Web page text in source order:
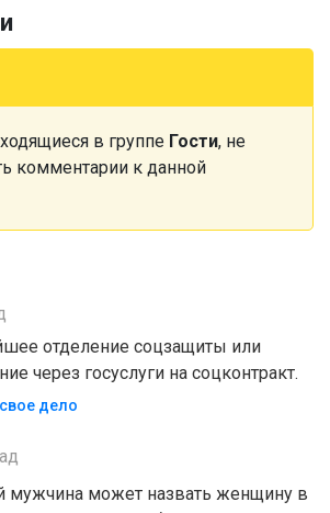
в группе Гости, не
комментарии к данной
отделение соцзащиты или
через госуслуги на соцконтракт.
дело
мужчина может назвать женщину в